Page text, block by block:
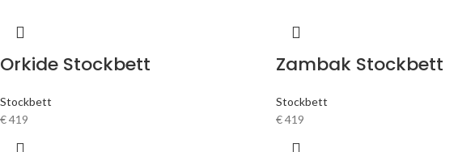
Orkide Stockbett
Stockbett
€419
Zambak Stockbett
Stockbett
€419